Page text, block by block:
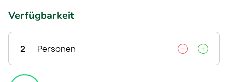
Verfügbarkeit
2 Personen